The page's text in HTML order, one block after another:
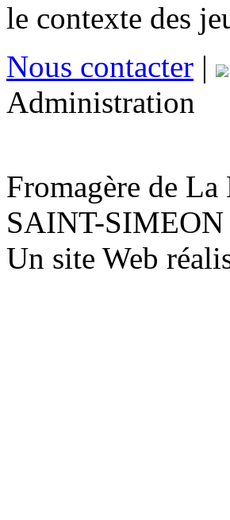
le contexte des
Nous contacter |
Administration
Fromagère de
SAINT-SIMEON
Un site Web